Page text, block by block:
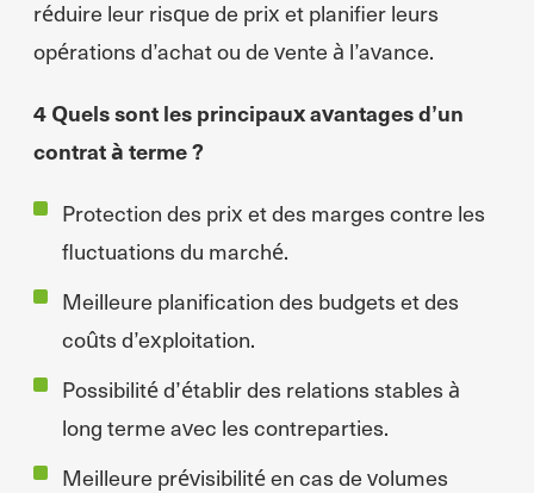
réduire leur risque de prix et planifier leurs
opérations d’achat ou de vente à l’avance.
4 Quels sont les principaux avantages d’un
contrat à terme ?
Protection des prix et des marges contre les
fluctuations du marché.
Meilleure planification des budgets et des
coûts d’exploitation.
Possibilité d’établir des relations stables à
long terme avec les contreparties.
Meilleure prévisibilité en cas de volumes